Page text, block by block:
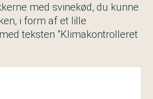
med svinekød, du kunne
i form af et lille
teksten ”Klimakontrolleret